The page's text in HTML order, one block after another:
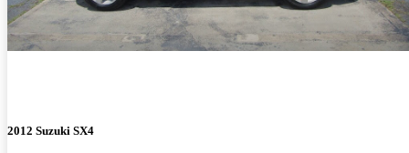
2012 Suzuki SX4